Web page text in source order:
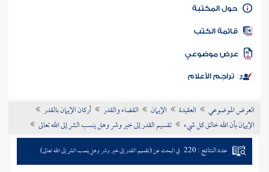
كتاب الأمة
المكتبة
الكتب
موضوعي
تراجم الأعلام
العرض الموضوعي العقيدة الإيمان القضاء والقدر
أركان الإيمان بالقدر
الإيمان بأن الله خالق كل شيء
تقسيم القدر إلى خير وشر وهل ينسب الشر إلى الله تعالى
عدد النتائج : 220 في البحث عن (تقسيم القدر إلى خير وشر وهل ينسب الشر إلى الله تعالى)